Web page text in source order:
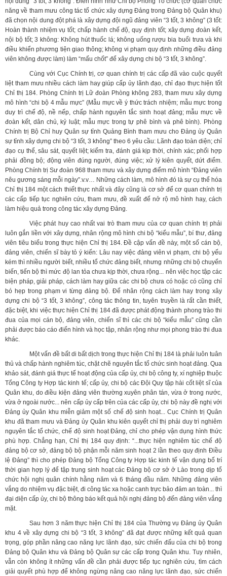
năng về tham mưu công tác tổ chức xây dựng Đảng trong Đảng bộ Quân khu)
đã chọn nội dung đột phá là xây dựng đội ngũ đảng viên “3 tốt, 3 không” (3 tốt:
Hoàn thành nhiệm vụ tốt; chấp hành chế độ, quy định tốt; xây dựng đoàn kết,
nội bộ tốt; 3 không: Không hút thuốc lá; không uống rượu bia buổi trưa và khi
điều khiển phương tiện giao thông; không vi phạm quy định những điều đảng
viên không được làm) làm “mấu chốt” để xây dựng chi bộ “3 tốt, 3 không”.
Cùng với Cục Chính trị, cơ quan chính trị các cấp đã vào cuộc quyết
liệt tham mưu nhiều cách làm hay giúp cấp ủy lãnh đạo, chỉ đạo thực hiện tốt
Chỉ thị 184. Phòng Chính trị Lữ đoàn Phòng không 283, tham mưu xây dựng
mô hình “chi bộ 4 mẫu mực” (Mẫu mực về ý thức trách nhiệm; mẫu mực trong
duy trì chế độ, nề nếp, chấp hành nguyên tắc sinh hoạt đảng; mẫu mực về
đoàn kết, dân chủ, kỷ luật; mẫu mực trong tự phê bình và phê bình). Phòng
Chính trị Bộ Chỉ huy Quân sự tỉnh Quảng Bình tham mưu cho Đảng ủy Quân
sự tỉnh xây dựng chi bộ “3 tốt, 3 không” theo 6 yêu cầu: Lãnh đạo toàn diện; chỉ
đạo cụ thể, sâu sát, quyết liệt; kiểm tra, đánh giá kịp thời, chính xác; phối hợp
phải đồng bộ; động viên đúng người, đúng việc; xử lý kiên quyết, dứt điểm.
Phòng Chính trị Sư đoàn 968 tham mưu và xây dựng điểm mô hình “Đảng viên
nêu gương sáng mỗi ngày”.v.v… Những cách làm, mô hình đó là sự cụ thể hóa
Chỉ thị 184 một cách thiết thực nhất và đây cũng là cơ sở để cơ quan chính trị
các cấp tiếp tục nghiên cứu, tham mưu, đề xuất để nở rộ mô hình hay, cách
làm hiệu quả trong công tác xây dựng Đảng.
Việc phát huy cao nhất vai trò tham mưu của cơ quan chính trị phải
luôn gắn liền với xây dựng, nhân rộng mô hình chi bộ “kiểu mẫu”, bí thư, đảng
viên tiêu biểu trong thực hiện Chỉ thị 184. Đề cập vấn đề này, một số cán bộ,
đảng viên, chiến sĩ bày tỏ ý kiến: Lâu nay việc đảng viên vi phạm, chi bộ yếu
kém thì nhiều người biết, nhiều tổ chức đảng biết, nhưng những chi bộ chuyển
biến, tiến bộ thì mức độ lan tỏa chưa kịp thời, chưa rộng... nên việc học tập các
biện pháp, giải pháp, cách làm hay giữa các chi bộ chưa có hoặc có cũng chỉ
bó hẹp trong phạm vi từng đảng bộ. Để nhân rộng cách làm hay trong xây
dựng chi bộ “3 tốt, 3 không”, công tác thông tin, tuyên truyền là rất cần thiết,
đặc biệt, khi việc thực hiện Chỉ thị 184 đã được phát động thành phong trào thi
đua của mọi cán bộ, đảng viên, chiến sĩ thì các chi bộ “kiểu mẫu” cũng cần
phải được báo cáo điển hình và học tập, nhân rộng như mọi phong trào thi đua
khác.
Một vấn đề bất di bất dịch trong thực hiện Chỉ thị 184 là phải luôn tuân
thủ và chấp hành nghiêm túc, chặt chẽ nguyên tắc tổ chức sinh hoạt đảng. Qua
khảo sát, đánh giá thực tế hoạt động của cấp ủy, chi bộ công ty, xí nghiệp thuộc
Tổng Công ty Hợp tác kinh tế; cấp ủy, chi bộ các Đội Quy tập hài cốt liệt sĩ của
Quân khu, do điều kiện đảng viên thường xuyên phân tán, vừa ở trong nước,
vừa ở ngoài nước... nên cấp ủy cấp trên của các cấp ủy, chi bộ này đề nghị với
Đảng ủy Quân khu miễn giảm một số chế độ sinh hoạt... Cục Chính trị Quân
khu đã tham mưu và Đảng ủy Quân khu kiên quyết chỉ thị phải duy trì nghiêm
nguyên tắc tổ chức, chế độ sinh hoạt Đảng, chỉ cho phép vận dụng hình thức
phù hợp. Chẳng hạn, Chỉ thị 184 quy định: “...thực hiện nghiêm túc chế độ
đảng bộ cơ sở, đảng bộ bộ phận mỗi năm sinh hoạt 2 lần theo quy định Điều
lệ Đảng” thì cho phép Đảng bộ Tổng Công ty Hợp tác kinh tế vận dụng bố trí
thời gian hợp lý để tập trung sinh hoạt các Đảng bộ cơ sở ở Lào trong dịp tổ
chức hội nghị quân chính hằng năm và 6 tháng đầu năm. Những đảng viên
vắng do nhiệm vụ đặc biệt, đi công tác xa hoặc canh trực bảo đảm an toàn... thì
đại diện cấp ủy, chi bộ thông báo kết quả hội nghị đảng bộ đến đảng viên vắng
mặt.
Sau hơn 3 năm thực hiện Chỉ thị 184 của Thường vụ Đảng ủy Quân
khu 4 về xây dựng chi bộ “3 tốt, 3 không” đã đạt được những kết quả quan
trọng, góp phần nâng cao năng lực lãnh đạo, sức chiến đấu của chi bộ trong
Đảng bộ Quân khu và Đảng bộ Quân sự các cấp trong Quân khu. Tuy nhiên,
vẫn còn không ít những vấn đề cần phải được tiếp tục nghiên cứu, tìm cách
giải quyết phù hợp để không ngừng nâng cao năng lực lãnh đạo, sức chiến